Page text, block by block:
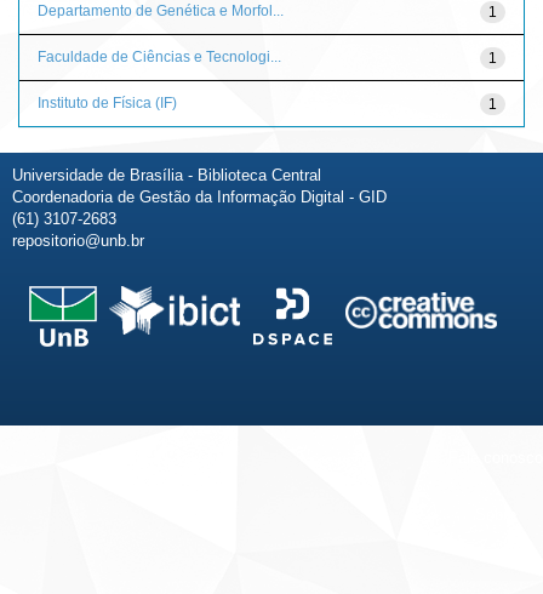
1
Departamento de Genética e Morfol...
1
Faculdade de Ciências e Tecnologi...
1
Instituto de Física (IF)
Universidade de Brasília - Biblioteca Central
Coordenadoria de Gestão da Informação Digital - GID
(61) 3107-2683
repositorio@unb.br